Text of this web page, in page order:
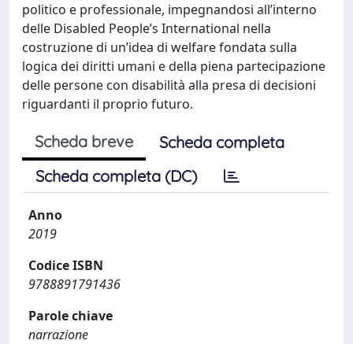
politico e professionale, impegnandosi all’interno
delle Disabled People’s International nella
costruzione di un’idea di welfare fondata sulla
logica dei diritti umani e della piena partecipazione
delle persone con disabilità alla presa di decisioni
riguardanti il proprio futuro.
Scheda breve
Scheda completa
Scheda completa (DC)
Anno
2019
Codice ISBN
9788891791436
Parole chiave
narrazione